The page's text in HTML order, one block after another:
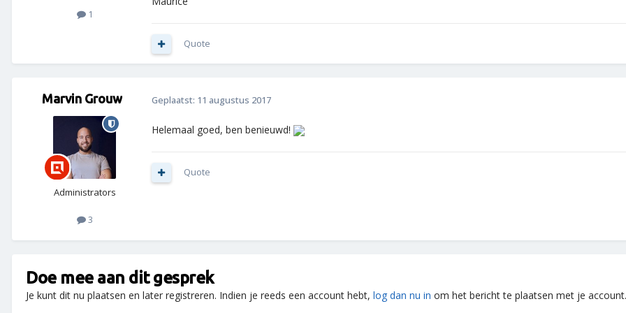
1
Quote
Marvin Grouw
Administrators
3
Geplaatst: 11 augustus 2017
Helemaal goed, ben benieuwd!
Quote
Doe mee aan dit gesprek
Je kunt dit nu plaatsen en later registreren. Indien je reeds een account hebt, log dan nu in om het bericht te plaatsen met je account.